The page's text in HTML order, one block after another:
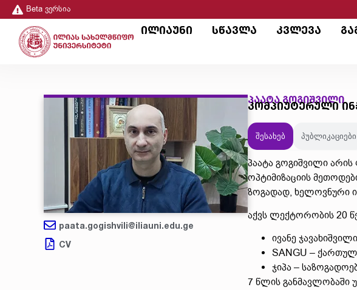
Beta ვერსია
ილიაუნი სწავლა კვლევა
paata.gogishvili@iliauni.edu.ge
CV
პაატა გოგიშვილი
კომპიუტერული
შესახებ პუბლიკაციები
პაატა გოგიშვილი
ოპტიმიზაციის
ზოგადად, ხელოვნური
აქვს ლექტორობის 20
ივანე
SANGU –
ჯიპა –
7 წლის განმავლობაში